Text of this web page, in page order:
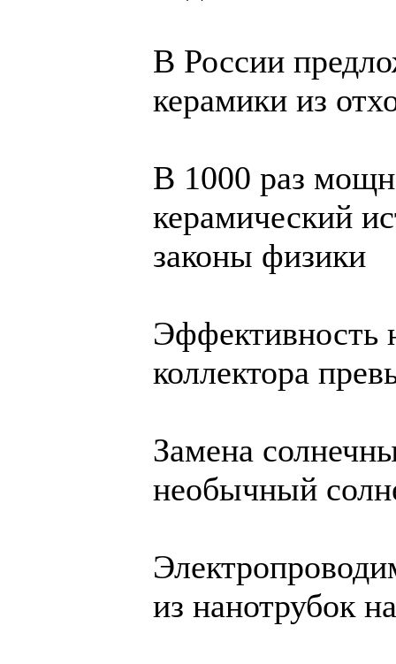
В России
керамики из
В 1000 раз
керамический
законы физики
Эффективность
коллектора
Замена
необычный
из нанотрубок